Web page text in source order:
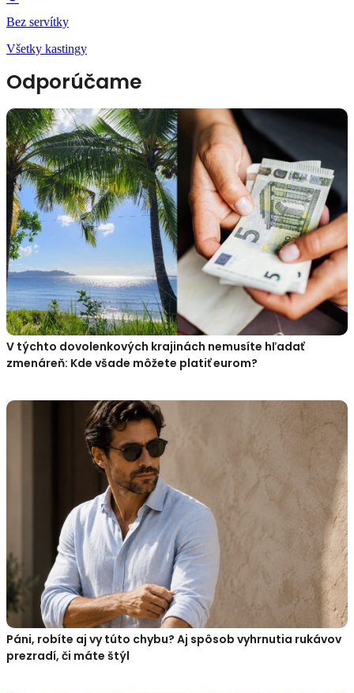
Bez servítky
Všetky kastingy
Odporúčame
V týchto dovolenkových krajinách nemusíte hľadať
zmenáreň: Kde všade môžete platiť eurom?
Páni, robíte aj vy túto chybu? Aj spôsob vyhrnutia rukávov
prezradí, či máte štýl